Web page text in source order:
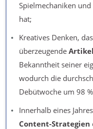
Spielmechaniken
hat;
Kreatives Denken,
überzeugende
Bekanntheit seiner
wodurch die
Debütwoche um 98
Innerhalb eines
Content-Strategien